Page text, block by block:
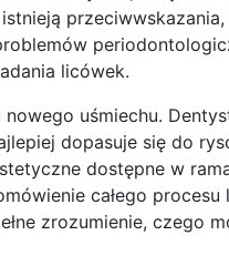
licówek.
uśmiechu.
dopasuje się do
dostępne w
całego procesu
zrozumienie, czego